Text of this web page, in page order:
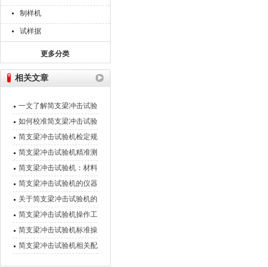
制样机
试样据
更多分类
相关文章
一文了解简支梁冲击试验
机的应用领域
如何校准简支梁冲击试验
机以确保测量精度？
简支梁冲击试验机检定规
程解析
简支梁冲击试验机精准测
试，守护材料品质
简支梁冲击试验机：材料
韧性的检验者
简支梁冲击试验机的仪器
配置是怎样的？
关于简支梁冲击试验机的
操作特点你们的了解有多
少呢?
简支梁冲击试验机操作工
艺流程,避免不必要的损
失
简支梁冲击试验机标准操
作规程
简支梁冲击试验机相关配